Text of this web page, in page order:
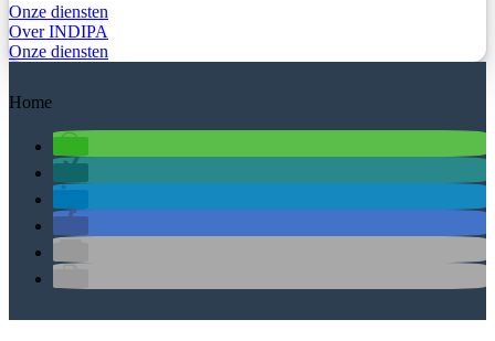
Onze diensten
Over INDIPA
Onze diensten
Home